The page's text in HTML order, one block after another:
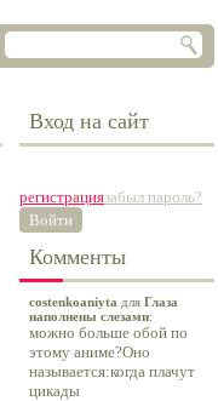
Вход на сайт
регистрациязабыл пароль?
Войти
Комменты
costenkoaniyta для Глаза
наполнены слезами:
можно больше обой по
этому аниме?Оно
называется:когда плачут
цикады